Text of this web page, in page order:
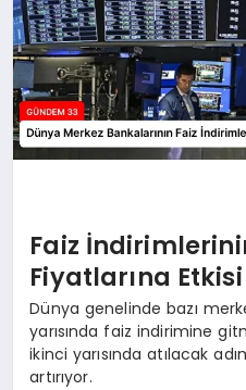
Faiz
Fiyatlarına Etkisi
Dünya genelinde bazı
yarısında faiz indirimine
ikinci yarısında atılacak
artırıyor.